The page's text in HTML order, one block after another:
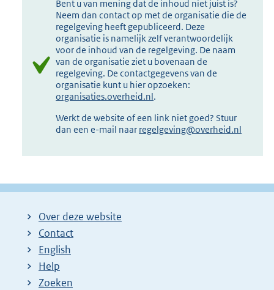
Bent u van mening dat de inhoud niet juist is?
Neem dan contact op met de organisatie die de
regelgeving heeft gepubliceerd. Deze
organisatie is namelijk zelf verantwoordelijk
voor de inhoud van de regelgeving. De naam
van de organisatie ziet u bovenaan de
regelgeving. De contactgegevens van de
organisatie kunt u hier opzoeken:
organisaties.overheid.nl.
Werkt de website of een link niet goed? Stuur
dan een e-mail naar regelgeving@overheid.nl
Over deze website
Contact
English
Help
Zoeken